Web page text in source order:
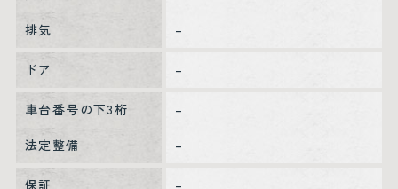
排気
–
ドア –
車台番号の下3桁
–
法定整備
–
保証 –